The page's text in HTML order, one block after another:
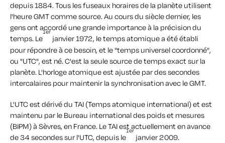
depuis 1884. Tous les fuseaux horaires de la planète utilisent
l'heure GMT comme source. Au cours du siècle dernier, les
gens ont accordé une grande importance à la précision du
temps. Le
1er
janvier 1972, le temps atomique a été établi
pour répondre à ce besoin, et le "temps universel coordonné",
ou "UTC", est né. C'est la seule source de temps exact sur la
planète. L'horloge atomique est ajustée par des secondes
intercalaires pour maintenir la synchronisation avec le GMT.
L'UTC est dérivé du TAI (Temps atomique international) et est
maintenu par le Bureau international des poids et mesures
(BIPM) à Sèvres, en France. Le TAI est actuellement en avance
de 34 secondes sur l'UTC, depuis le
1er
janvier 2009.